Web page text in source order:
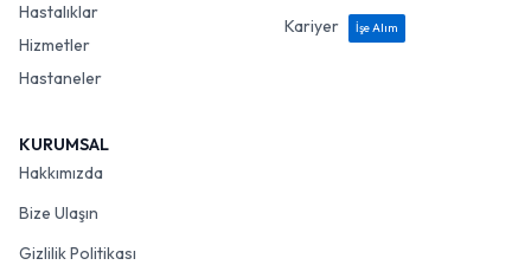
Hastalıklar
Hizmetler
Hastaneler
Kariyer
İşe Alım
KURUMSAL
Hakkımızda
Bize Ulaşın
Gizlilik Politikası